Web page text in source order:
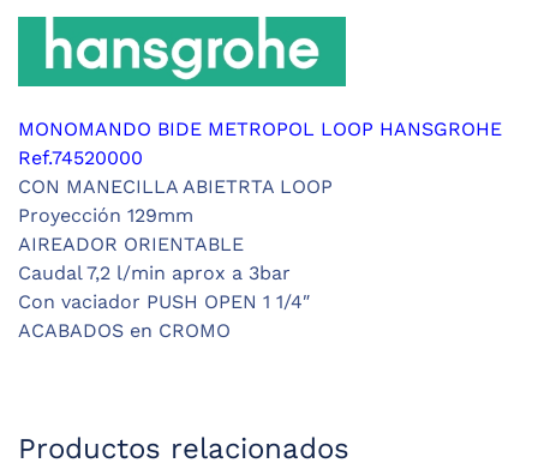
MONOMANDO BIDE METROPOL LOOP HANSGROHE
Ref.74520000
CON MANECILLA ABIETRTA LOOP
Proyección 129mm
AIREADOR ORIENTABLE
Caudal 7,2 l/min aprox a 3bar
Con vaciador PUSH OPEN 1 1/4″
ACABADOS en CROMO
Productos relacionados